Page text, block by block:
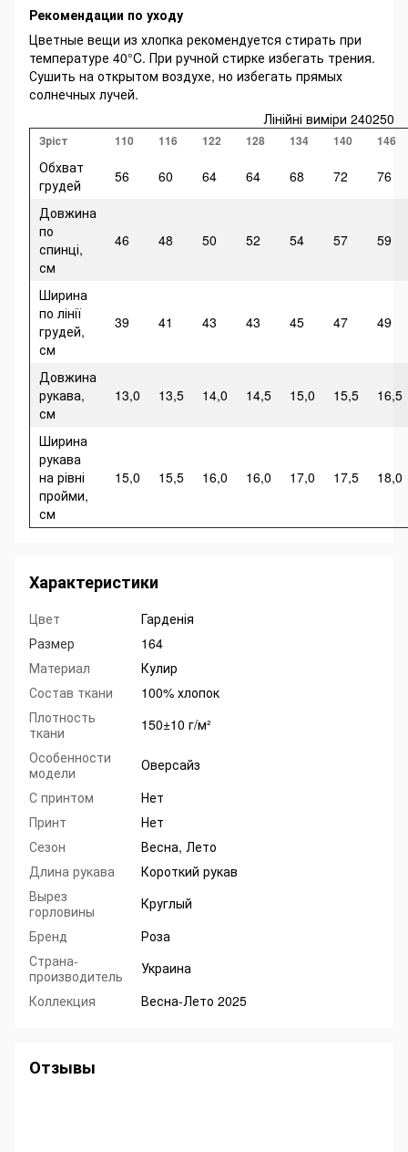
Рекомендации по уходу
Цветные вещи из хлопка рекомендуется стирать при
температуре 40°C. При ручной стирке избегать трения.
Сушить на открытом воздухе, но избегать прямых
солнечных лучей.
Лінійні виміри 240250
Зріст 110 116 122 128 134 140 146
Обхват
грудей
56 60 64 64 68 72
76
Довжина
по
спинці,
см
46 48 50 52 54 57 59
Ширина
по лінії
грудей,
см
39 41 43 43 45 47 49
Довжина
рукава,
см
13,0 13,5 14,0 14,5 15,0 15,5 16,5
Ширина
рукава
на рівні
пройми,
см
15,0 15,5 16,0 16,0 17,0 17,5 18,0
Характеристики
Цвет
Гарденія
Размер
164
Материал
Кулир
Состав ткани
100% хлопок
Плотность
ткани
150±10 г/м²
Особенности
модели
Оверсайз
С принтом
Нет
Принт
Нет
Сезон
Весна, Лето
Длина рукава
Короткий рукав
Вырез
горловины
Круглый
Бренд
Роза
Страна-
производитель
Украина
Коллекция
Весна-Лето 2025
Отзывы